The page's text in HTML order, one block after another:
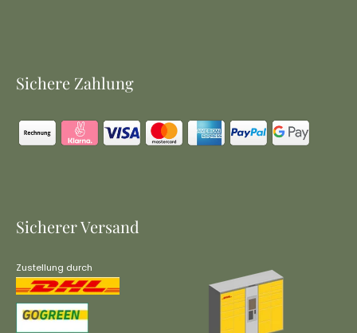
Sicherer Versand
Zustellung durch
Sichere Zahlung